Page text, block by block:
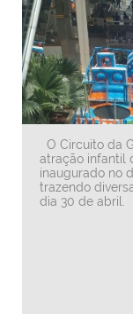
O Circuito da
atração infantil
inaugurado no
trazendo
dia 30 de abril.